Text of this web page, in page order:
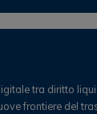
tra diritto
frontiere del